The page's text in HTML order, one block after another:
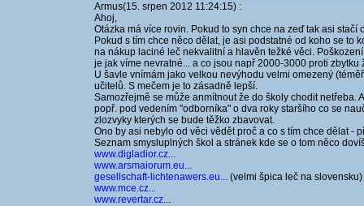
Armus(15. srpen 2012 11:24:15) :
Ahoj,
Otázka má více rovin. Pokud to syn chce na zeď tak asi stačí
Pokud s tím chce něco dělat, je asi podstatné od koho se to
na nákup laciné leč nekvalitní a hlavěn težké věci.
je jak víme nevratné... a co jsou např 2000-3000 proti zbytku
U šavle vnímám jako velkou nevýhodu velmi omezený
učitelů. S mečem je to zásadně lepší.
Samozřejmě se může anmítnout že do školy chodit netřeba.
popř. pod vedením "odborníka" o dva roky staršího co se
zlozvyky kterých se bude těžko zbavovat.
Ono by asi nebylo od věci vědět proč a co s tím chce dělat -
Seznam smysluplných škol a stránek kde se o tom něco
www.digladior.cz...
www.arsmaiorum.eu...
gesellschaft-lichtenawers.eu... (velmi špica leč na slovensku)
www.mce.cz...
www.revertar.cz...